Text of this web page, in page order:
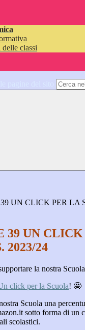
classi
UN CLICK PER LA
39 UN
2023/24
la nostra
click per la Scuola! 🤩
Scuola una
sotto forma di un
scolastici.